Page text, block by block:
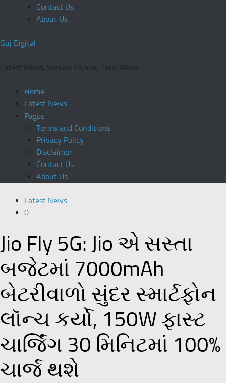
Contact Us
About Us
Guj Digital
Latest News, Sarkari Yojana, Tech News
Home
Latest News
Pages
Terms and Conditions
Privacy Policy
Disclaimer
Contact Us
About Us
Latest News
0
Jio Fly 5G: Jio એ સસ્તા
બજેટમાં 7000mAh
બેટરીવાળો સુંદર સ્માર્ટફોન
લૉન્ચ કર્યો, 150W ફાસ્ટ
ચાર્જિંગ 30 મિનિટમાં 100%
ચાર્જ થશે